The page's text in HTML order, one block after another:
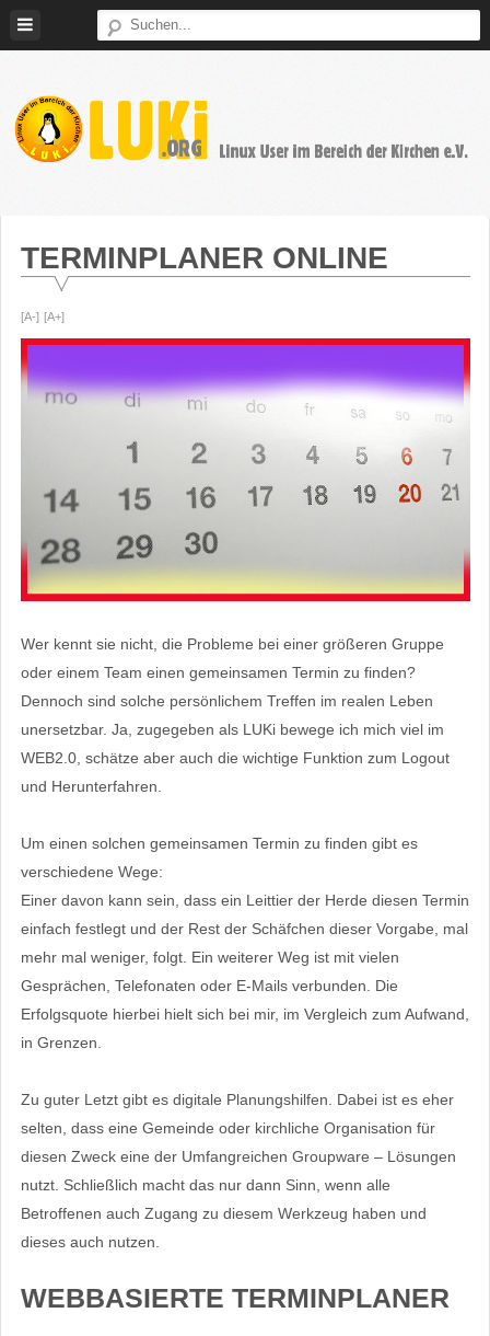
Bereich
Kirchen
TERMINPLANER ONLINE
[A-] [A+]
Wer kennt sie nicht, die Probleme bei einer größeren Gruppe
oder einem Team einen gemeinsamen Termin zu finden?
Dennoch sind solche persönlichem Treffen im realen Leben
unersetzbar. Ja, zugegeben als LUKi bewege ich mich viel im
WEB2.0, schätze aber auch die wichtige Funktion zum Logout
und Herunterfahren.
Um einen solchen gemeinsamen Termin zu finden gibt es
verschiedene Wege:
Einer davon kann sein, dass ein Leittier der Herde diesen Termin
einfach festlegt und der Rest der Schäfchen dieser Vorgabe, mal
mehr mal weniger, folgt. Ein weiterer Weg ist mit vielen
Gesprächen, Telefonaten oder E-Mails verbunden. Die
Erfolgsquote hierbei hielt sich bei mir, im Vergleich zum Aufwand,
in Grenzen.
Zu guter Letzt gibt es digitale Planungshilfen. Dabei ist es eher
selten, dass eine Gemeinde oder kirchliche Organisation für
diesen Zweck eine der Umfangreichen Groupware – Lösungen
nutzt. Schließlich macht das nur dann Sinn, wenn alle
Betroffenen auch Zugang zu diesem Werkzeug haben und
dieses auch nutzen.
WEBBASIERTE TERMINPLANER